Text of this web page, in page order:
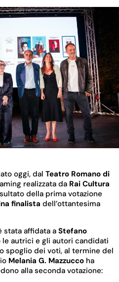
oggi, dal Teatro Romano di
realizzata da Rai Cultura
della prima votazione
finalista dell’ottantesima
stata affidata a Stefano
autrici e gli autori candidati
spoglio dei voti, al termine del
Melania G. Mazzucco ha
alla seconda votazione: